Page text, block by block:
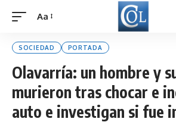
Font
Aa
SOCIEDAD PORTADA
Olavarría: un hombre y
murieron tras chocar e
auto e investigan si fue